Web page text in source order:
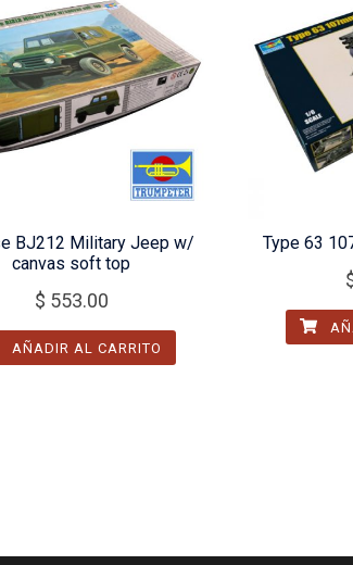
BJ212 Military Jeep w/
canvas soft top
$ 553.00
AÑADIR AL CARRITO
Type 63